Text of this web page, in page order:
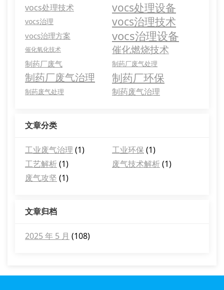
vocs处理技术 vocs处理设备
vocs治理 vocs治理技术
vocs治理方案 vocs治理设备
催化氧化技术 催化燃烧技术
制药厂废气 制药厂废气处理
制药厂废气治理 制药厂环保
制药废气处理 制药废气治理
文章分类
工业废气治理 (1) 工业环保 (1)
工艺解析(1) 废气技术解析(1)
废气攻坚 (1)
文章归档
2025 年 5 月 (108)